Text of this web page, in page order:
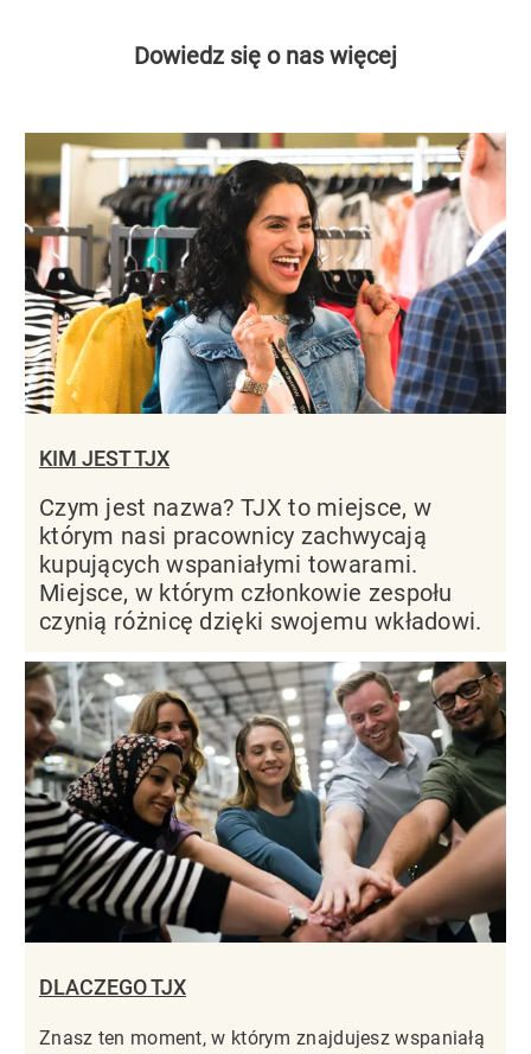
Dowiedz się o nas więcej
KIM JEST TJX
Czym jest nazwa? TJX to miejsce, w
którym nasi pracownicy zachwycają
kupujących wspaniałymi towarami.
Miejsce, w którym członkowie zespołu
czynią różnicę dzięki swojemu wkładowi.
DLACZEGO TJX
Znasz ten moment, w którym znajdujesz wspaniałą